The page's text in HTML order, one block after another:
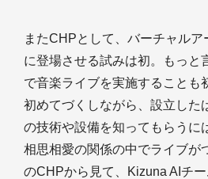
またCHPとして、バーチャル
に登場させる試みは初。もっと
で音楽ライブを実施することも
初めてづくしながら、設立した
の技術や設備を知ってもらうに
相思相愛の関係の中でライブが
のCHPから見て、Kizuna AIチ